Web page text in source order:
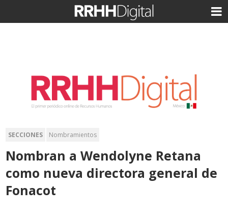
SECCIONES Nombramientos
Nombran a Wendolyne Retana
como nueva directora general de
Fonacot